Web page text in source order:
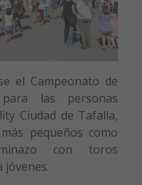
el Campeonato de
las personas
Ciudad de Tafalla,
pequeños como
con toros
jóvenes.